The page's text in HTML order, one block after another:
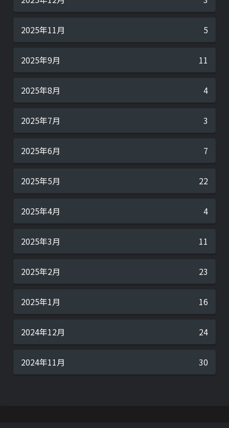
2025年11月 5
2025年9月 11
2025年8月 4
2025年7月 3
2025年6月 7
2025年5月 22
2025年4月 4
2025年3月 11
2025年2月 23
2025年1月 16
2024年12月 24
2024年11月 30